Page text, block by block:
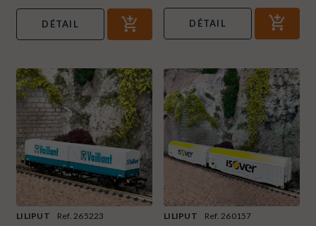
DÉTAIL DÉTAIL
LILIPUT
Ref. 265223
LILIPUT
Ref. 260157